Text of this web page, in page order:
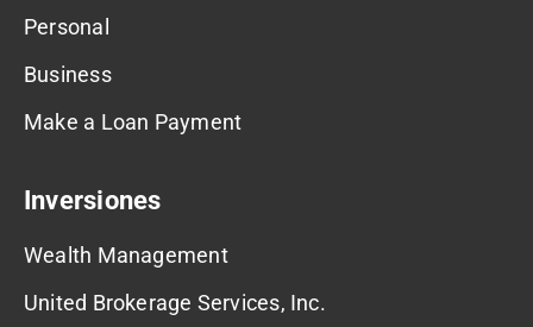
Personal
Business
Make a Loan Payment
Inversiones
Wealth Management
United Brokerage Services, Inc.